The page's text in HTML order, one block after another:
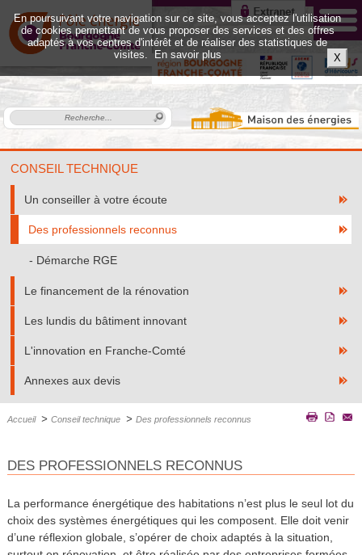
CONSEIL TECHNIQUE
Un conseiller à votre écoute
Des professionnels reconnus
Démarche RGE
Le financement de la rénovation
Les lundis du bâtiment innovant
L'innovation en Franche-Comté
Annexes aux devis
Accueil > Conseil technique > Des professionnels reconnus
DES PROFESSIONNELS RECONNUS
La performance énergétique des habitations n’est plus le seul lot du
choix des systèmes énergétiques qui les composent. Elle doit venir
d’une réflexion globale, s’opérer de choix adaptés à la situation,
En poursuivant votre navigation sur ce site, vous acceptez l'utilisation
de cookies permettant de vous proposer des services et des offres
adaptés à vos centres d'intérêt et de réaliser des statistiques de
visites.
En savoir plus X